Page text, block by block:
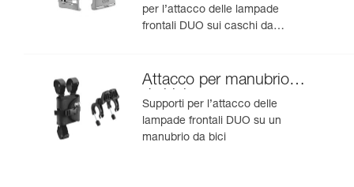
per l’attacco delle lampade
frontali DUO sui caschi da
Attacco per manubrio
da bici
Supporti per l’attacco delle
lampade frontali DUO su un
manubrio da bici